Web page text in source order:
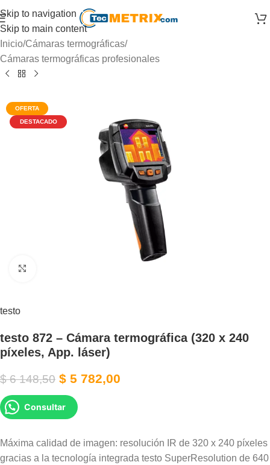
Skip to navigation
Skip to main content
Inicio/Cámaras termográficas/
Cámaras termográficas profesionales
testo
testo 872 – Cámara termográfica (320 x 240
píxeles, App. láser)
$6 148,50 $ 5 782,00
Consultar
Máxima calidad de imagen: resolución IR de 320 x 240 píxeles
gracias a la tecnología integrada testo SuperResolution de 640